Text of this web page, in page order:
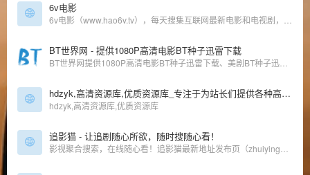
6v电影
BT世界网 - 提供1080P高清电影BT种子迅雷下载
hdzyk,高清资源库,优质资源库_专注于为站长们提供各种高清影视资源免费采集
hdzyk,高清资源库,优质资源库
追影猫 - 让追剧随心所欲，随时搜随心看！